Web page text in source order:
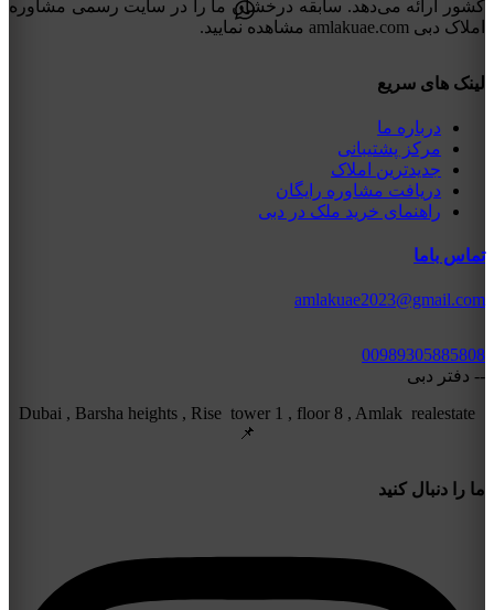
کشور ارائه می‌دهد. سابقه درخشان ما را در سایت رسمی مشاوره
املاک دبی amlakuae.com مشاهده نمایید.
لینک های سریع
درباره ما
مرکز پشتیبانی
جدیدترین املاک
دریافت مشاوره رایگان
راهنمای خرید ملک در دبی
تماس باما
amlakuae2023@gmail.com
00989305885808
-- دفتر دبی
Dubai , Barsha heights , Rise tower 1 , floor 8 , Amlak realestate
📌
ما را دنبال کنید